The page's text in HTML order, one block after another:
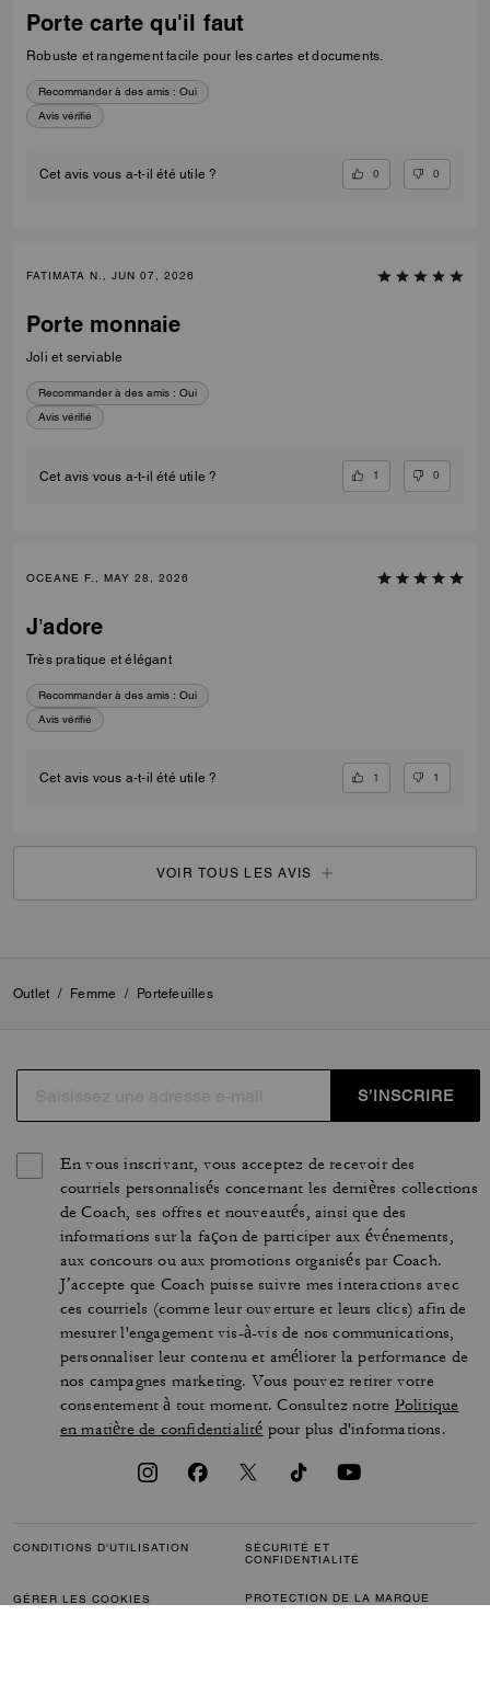
Porte carte qu'il faut
Robuste et rangement facile pour les cartes et documents.
Recommander à des amis : Oui
Avis vérifié
Cet avis vous a-t-il été utile ? 0 0
FATIMATA N., JUN 07, 2026
Porte monnaie
Joli et serviable
Recommander à des amis : Oui
Avis vérifié
Cet avis vous a-t-il été utile ? 1 0
OCEANE F., MAY 28, 2026
J’adore
Très pratique et élégant
Recommander à des amis : Oui
Avis vérifié
Cet avis vous a-t-il été utile ? 1 1
VOIR TOUS LES AVIS
Outlet / Femme / Portefeuilles
S’INSCRIRE
En vous inscrivant, vous acceptez de recevoir des
courriels personnalisés concernant les dernières collections
de Coach, ses offres et nouveautés, ainsi que des
informations sur la façon de participer aux événements,
aux concours ou aux promotions organisés par Coach.
J’accepte que Coach puisse suivre mes interactions avec
ces courriels (comme leur ouverture et leurs clics) afin de
mesurer l'engagement vis-à-vis de nos communications,
personnaliser leur contenu et améliorer la performance de
nos campagnes marketing. Vous pouvez retirer votre
consentement à tout moment. Consultez notre Politique
en matière de confidentialité pour plus d'informations.
CONDITIONS D'UTILISATION
SÉCURITÉ ET
CONFIDENTIALITÉ
GÉRER LES COOKIES PROTECTION DE LA MARQUE